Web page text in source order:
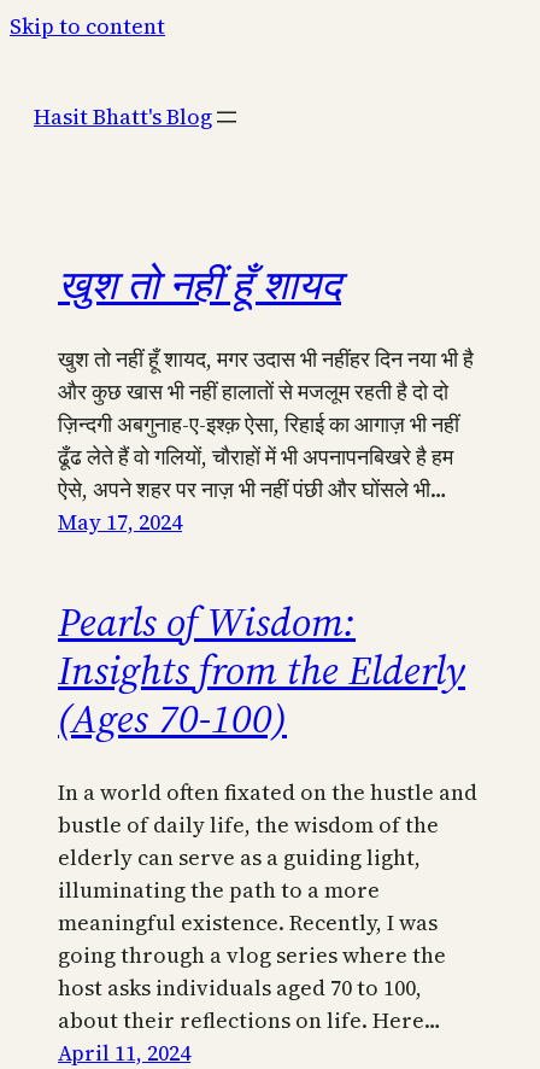
Skip to content
Hasit Bhatt's Blog
खुश तो नहीं हूँ शायद
खुश तो नहीं हूँ शायद, मगर उदास भी नहींहर दिन नया भी है
और कुछ खास भी नहीं हालातों से मजलूम रहती है दो दो
ज़िन्दगी अबगुनाह-ए-इश्क़ ऐसा, रिहाई का आगाज़ भी नहीं
ढूँढ लेते हैं वो गलियों, चौराहों में भी अपनापनबिखरे है हम
ऐसे, अपने शहर पर नाज़ भी नहीं पंछी और घोंसले भी…
May 17, 2024
Pearls of Wisdom:
Insights from the Elderly
(Ages 70-100)
In a world often fixated on the hustle and
bustle of daily life, the wisdom of the
elderly can serve as a guiding light,
illuminating the path to a more
meaningful existence. Recently, I was
going through a vlog series where the
host asks individuals aged 70 to 100,
about their reflections on life. Here…
April 11, 2024